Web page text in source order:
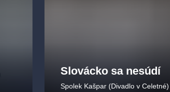
Slovácko sa nesúdí
Spolek Kašpar (Divadlo v Celetné)